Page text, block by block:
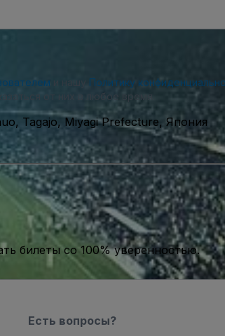
Политику
от них в любое время.
Tagajo, Miyagi Prefecture, Япония
билеты со 100% уверенностью.
Есть вопросы?